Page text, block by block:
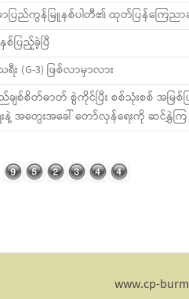
ာပြည်ကွန်မြူနစ်ပါတီ၏ ထုတ်ပြန်ကြေညာ
နှစ်ပြည့်ခဲ့ပြီ
ရီး (G-3) ဖြစ်လာမှာလား
ချစ်စိတ်ဓာတ် စွဲကိုင်ပြီး စစ်သုံးစစ် အမြစ်
းနဲ့ အတွေးအခေါ် တော်လှန်ရေးကို ဆင်နွှဲကြ
www.cp-